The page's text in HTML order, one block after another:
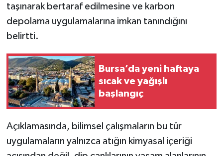
taşınarak bertaraf edilmesine ve karbon
depolama uygulamalarına imkan tanındığını
belirtti.
Bursa’da yeni haftaya
sıcak ve yağışlı
başlangıç
Açıklamasında, bilimsel çalışmaların bu tür
uygulamaların yalnızca atığın kimyasal içeriği